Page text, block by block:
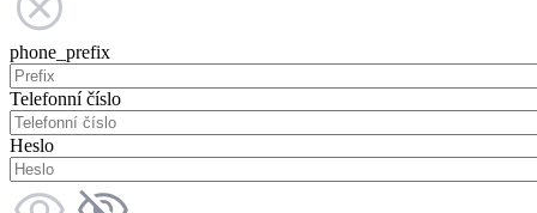
phone_prefix
Telefonní číslo
Heslo